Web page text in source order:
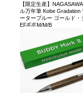
【限定生産】
ル万年筆 Kobe Gradation
ーターブルー ゴールド・
EF/F/FM/M/B